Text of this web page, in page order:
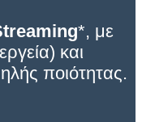
*, με
και
ποιότητας.